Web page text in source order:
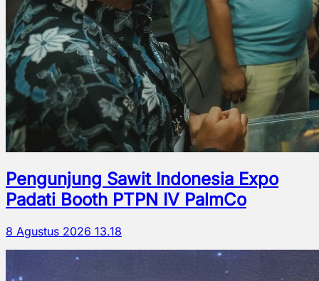
Pengunjung Sawit Indonesia Expo
Padati Booth PTPN IV PalmCo
8 Agustus 2026 13.18